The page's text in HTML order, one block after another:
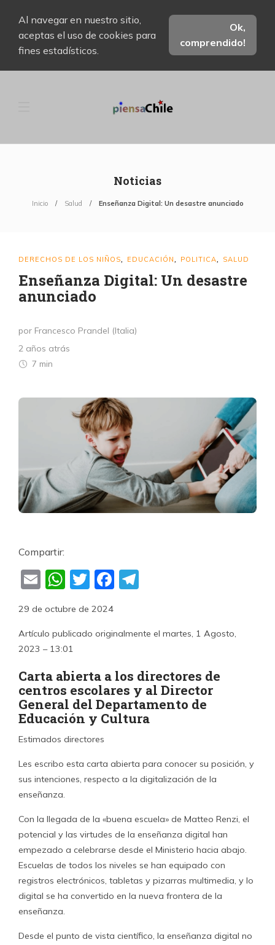
Al navegar en nuestro sitio,
aceptas el uso de cookies para
fines estadísticos.
Ok,
comprendido!
Noticias
Inicio Salud Enseñanza Digital: Un desastre anunciado
DERECHOS DE LOS NIÑOS EDUCACIÓN POLITICA SALUD
Enseñanza Digital: Un desastre
anunciado
por Francesco Prandel (Italia)
2 años atrás
7 min
Compartir:
EmailWhatsApp
TwitterFacebook
29 de octubre de 2024
Artículo publicado originalmente el martes, 1 Agosto,
2023 – 13:01
Carta abierta a los directores de
centros escolares y al Director
General del Departamento de
Educación y Cultura
Estimados directores
Les escribo esta carta abierta para conocer su posición, y
sus intenciones, respecto a la digitalización de la
enseñanza.
Con la llegada de la «buena escuela» de Matteo Renzi, el
potencial y las virtudes de la enseñanza digital han
empezado a celebrarse desde el Ministerio hacia abajo.
Escuelas de todos los niveles se han equipado con
registros electrónicos, tabletas y pizarras multimedia, y lo
digital se ha convertido en la nueva frontera de la
enseñanza.
Desde el punto de vista científico, la enseñanza digital no